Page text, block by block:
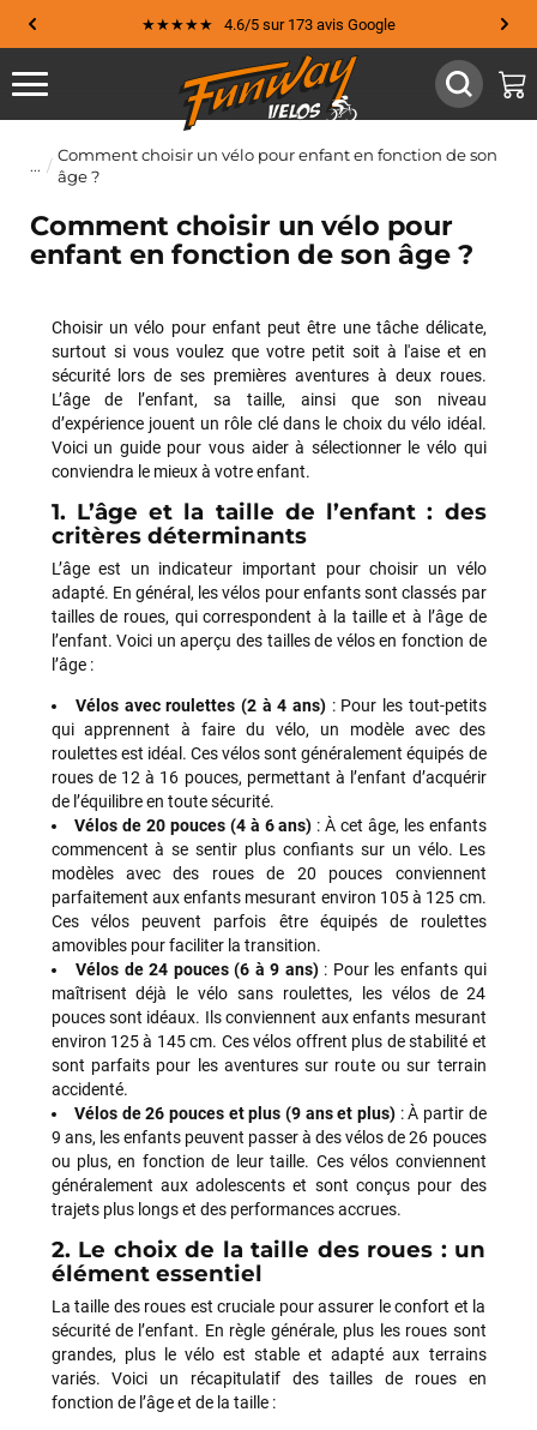
★★★★★ 4.6/5 sur 173 avis Google
Comment choisir un vélo pour enfant en fonction de son
âge ?
Comment choisir un vélo pour
enfant en fonction de son âge ?
Choisir un vélo pour enfant peut être une tâche délicate,
surtout si vous voulez que votre petit soit à l'aise et en
sécurité lors de ses premières aventures à deux roues.
L’âge de l’enfant, sa taille, ainsi que son niveau
d’expérience jouent un rôle clé dans le choix du vélo idéal.
Voici un guide pour vous aider à sélectionner le vélo qui
conviendra le mieux à votre enfant.
1. L’âge et la taille de l’enfant : des
critères déterminants
L’âge est un indicateur important pour choisir un vélo
adapté. En général, les vélos pour enfants sont classés par
tailles de roues, qui correspondent à la taille et à l’âge de
l’enfant. Voici un aperçu des tailles de vélos en fonction de
l’âge :
Vélos avec roulettes (2 à 4 ans): Pour les tout-petits
qui apprennent à faire du vélo, un modèle avec des
roulettes est idéal. Ces vélos sont généralement équipés de
roues de 12 à 16 pouces, permettant à l’enfant d’acquérir
de l’équilibre en toute sécurité.
Vélos de 20 pouces (4 à 6 ans) : À cet âge, les enfants
commencent à se sentir plus confiants sur un vélo. Les
modèles avec des roues de 20 pouces conviennent
parfaitement aux enfants mesurant environ 105 à 125 cm.
Ces vélos peuvent parfois être équipés de roulettes
amovibles pour faciliter la transition.
Vélos de 24 pouces (6 à 9 ans): Pour les enfants qui
maîtrisent déjà le vélo sans roulettes, les vélos de 24
pouces sont idéaux. Ils conviennent aux enfants mesurant
environ 125 à 145 cm. Ces vélos offrent plus de stabilité et
sont parfaits pour les aventures sur route ou sur terrain
accidenté.
Vélos de 26 pouces et plus (9 ans et plus): À partir de
9 ans, les enfants peuvent passer à des vélos de 26 pouces
ou plus, en fonction de leur taille. Ces vélos conviennent
généralement aux adolescents et sont conçus pour des
trajets plus longs et des performances accrues.
2. Le choix de la taille des roues : un
élément essentiel
La taille des roues est cruciale pour assurer le confort et la
sécurité de l’enfant. En règle générale, plus les roues sont
grandes, plus le vélo est stable et adapté aux terrains
variés. Voici un récapitulatif des tailles de roues en
fonction de l’âge et de la taille :
Jean-Marc TAMAYO
il y a 2 semaines
J'ai acheté un Mondraker Chaser chez Funway Vélo à La
Garde en octobre 2024 et, dès le départ, j'ai été très satisfait
de mon achat. J'avais d'ailleurs recommandé cette enseigne